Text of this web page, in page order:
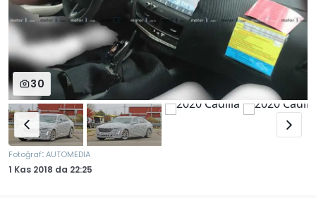
30
Fotoğraf:AUTOMEDIA
1 Kas 2018 da 22:25